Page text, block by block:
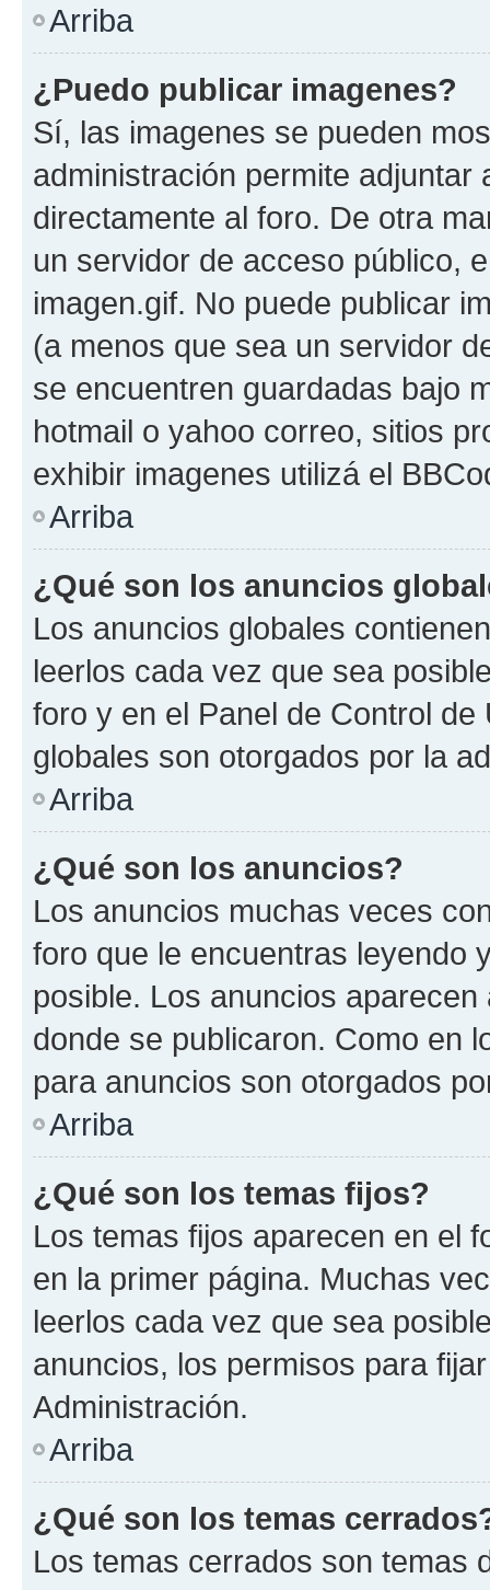
Arriba
¿Puedo publicar imagenes?
Sí, las imagenes se pueden
administración permite
directamente al foro. De otra
un servidor de acceso público,
imagen.gif. No puede publicar
(a menos que sea un servidor
se encuentren guardadas bajo
hotmail o yahoo correo, sitios
exhibir imagenes utilizá el
Arriba
¿Qué son los anuncios
Los anuncios globales
leerlos cada vez que sea
foro y en el Panel de Control
globales son otorgados por la
Arriba
¿Qué son los anuncios?
Los anuncios muchas veces
foro que le encuentras leyendo
posible. Los anuncios
donde se publicaron. Como en
para anuncios son otorgados
Arriba
¿Qué son los temas fijos?
Los temas fijos aparecen en el
en la primer página. Muchas
leerlos cada vez que sea
anuncios, los permisos para
Administración.
Arriba
¿Qué son los temas
Los temas cerrados son temas